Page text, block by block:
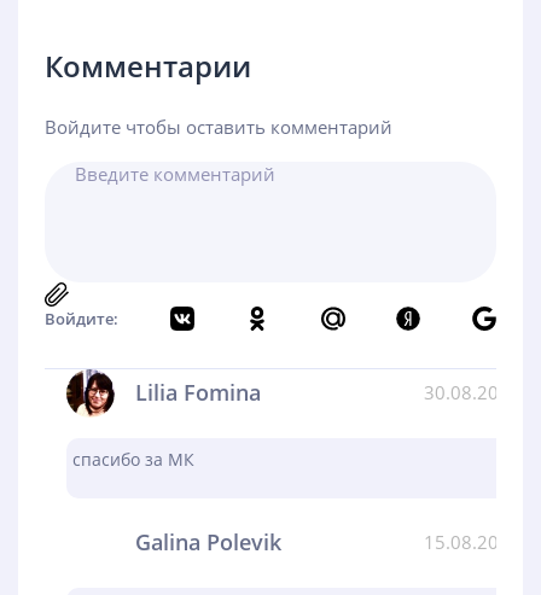
Комментарии
Войдите чтобы оставить комментарий
Войдите:
Lilia Fomina 30.08.2024
спасибо за МК
Galina Polevik 15.08.2024